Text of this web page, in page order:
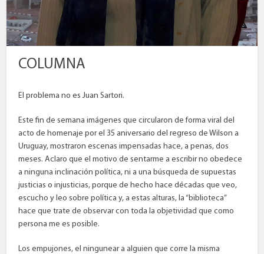
COLUMNA
El problema no es Juan Sartori.
Este fin de semana imágenes que circularon de forma viral del
acto de homenaje por el 35 aniversario del regreso de Wilson a
Uruguay, mostraron escenas impensadas hace, a penas, dos
meses. Aclaro que el motivo de sentarme a escribir no obedece
a ninguna inclinación política, ni a una búsqueda de supuestas
justicias o injusticias, porque de hecho hace décadas que veo,
escucho y leo sobre política y, a estas alturas, la “biblioteca”
hace que trate de observar con toda la objetividad que como
persona me es posible.
Los empujones, el ningunear a alguien que corre la misma